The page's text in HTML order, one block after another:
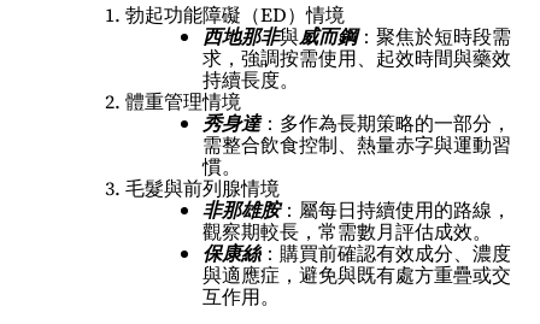
勃起功能障礙（ED）情境
西地那非與威而鋼：聚焦於短時段需
求，強調按需使用、起效時間與藥效
持續長度。
體重管理情境
秀身達：多作為長期策略的一部分，
需整合飲食控制、熱量赤字與運動習
慣。
毛髮與前列腺情境
非那雄胺：屬每日持續使用的路線，
觀察期較長，常需數月評估成效。
保康絲：購買前確認有效成分、濃度
與適應症，避免與既有處方重疊或交
互作用。